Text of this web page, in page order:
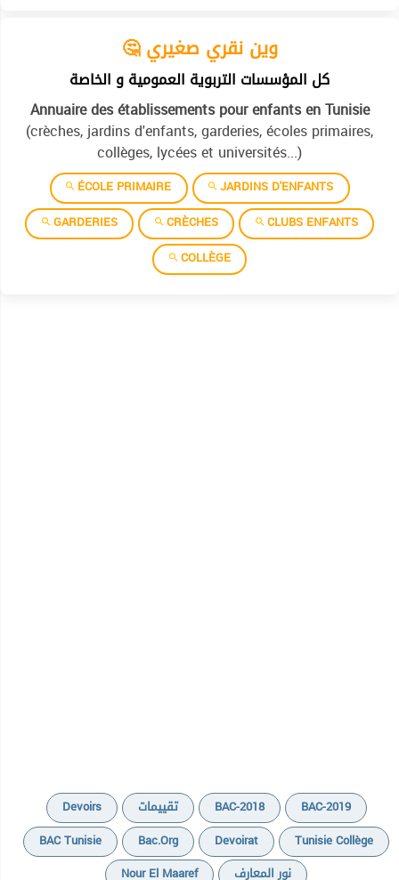
🤔 وين نقري صغيري
كل المؤسسات التربوية العمومية و الخاصة
Annuaire des établissements pour enfants en Tunisie
(crèches, jardins d'enfants, garderies, écoles primaires,
collèges, lycées et universités...)
ÉCOLE PRIMAIRE
JARDINS D'ENFANTS
GARDERIES
CRÈCHES
CLUBS ENFANTS
COLLÈGE
Devoirs تقييمات BAC-2018
BAC-2019
BAC Tunisie
Bac.org Devoirat
Tunisie Collège
Nour El Maaref
نور المعارف